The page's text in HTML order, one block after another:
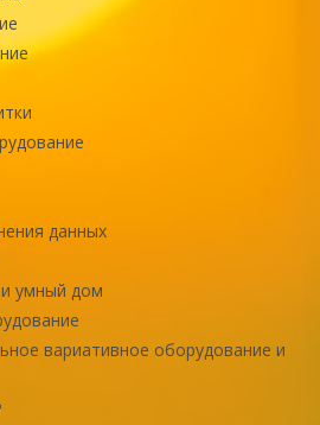
данных
умный дом
вариативное оборудование и